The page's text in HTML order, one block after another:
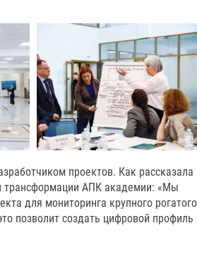
проектов. Как рассказала
трансформации АПК академии: «Мы
для мониторинга крупного рогатого
позволит создать цифровой профиль